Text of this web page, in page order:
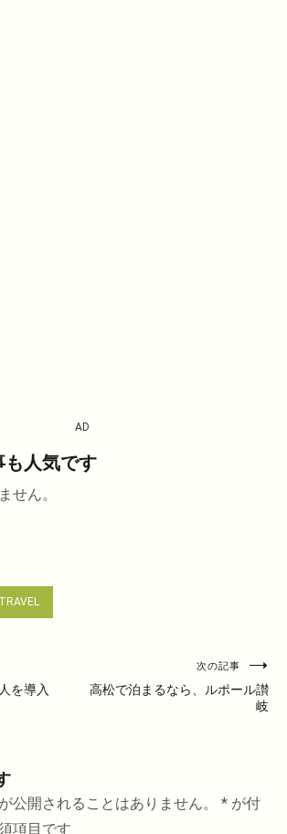
AD
人気です
せん。
TRAVEL
を導入
次の記事
高松で泊まるなら、ルポール讃
岐
公開されることはありません。 * が付
項目です